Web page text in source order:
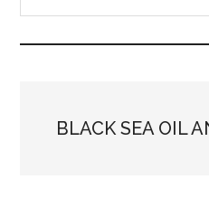
Jobs
BLACK SEA OIL